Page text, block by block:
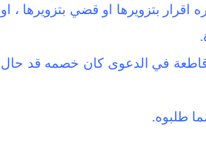
بتزويرها او قضي بتزويرها ، او
في الدعوى كان خصمه قد حال
طلبوه.